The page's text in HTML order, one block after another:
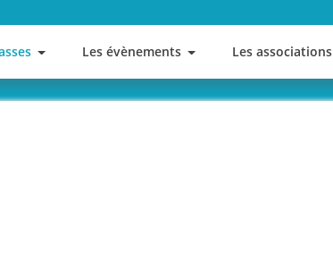
SACRE COEUR
Les évènements Les associations